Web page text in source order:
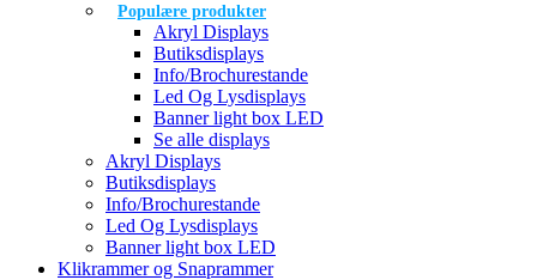
Populære produkter
Akryl Displays
Butiksdisplays
Info/Brochurestande
Led Og Lysdisplays
Banner light box LED
Se alle displays
Akryl Displays
Butiksdisplays
Info/Brochurestande
Led Og Lysdisplays
Banner light box LED
Klikrammer og Snaprammer